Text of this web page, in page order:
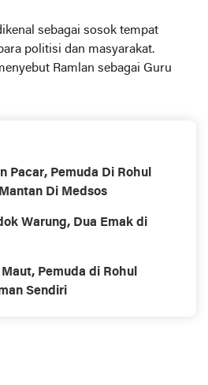
sebagai sosok tempat
politisi dan masyarakat.
Ramlan sebagai Guru
Pacar, Pemuda Di Rohul
Di Medsos
Warung, Dua Emak di
Pemuda di Rohul
Sendiri